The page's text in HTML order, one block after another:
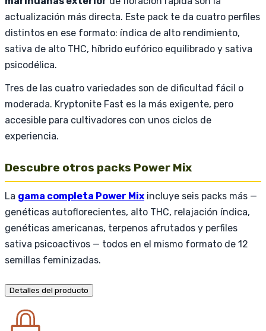
actualización más directa. Este pack te da cuatro perfiles
distintos en ese formato: índica de alto rendimiento,
sativa de alto THC, híbrido eufórico equilibrado y sativa
psicodélica.
Tres de las cuatro variedades son de dificultad fácil o
moderada. Kryptonite Fast es la más exigente, pero
accesible para cultivadores con unos ciclos de
experiencia.
Descubre otros packs Power Mix
La gama completa Power Mix incluye seis packs más —
genéticas autoflorecientes, alto THC, relajación índica,
genéticas americanas, terpenos afrutados y perfiles
sativa psicoactivos — todos en el mismo formato de 12
semillas feminizadas.
Detalles del producto